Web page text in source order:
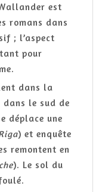
est
romans dans
; l’aspect
pour
dans la
dans le sud de
déplace une
) et enquête
remontent en
). Le sol du